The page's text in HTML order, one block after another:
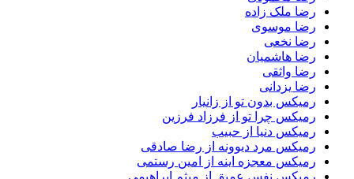
رضا ملک زاده
رضا موسوی
رضا نخعی
رضا هاشمیان
رضا واثقی
رضا یزدانی
رمیکس بدون تو از زانیار
رمیکس چرا تو از فرزاد فرزین
رمیکس دنیا از حبیب
رمیکس مرد دیوونه از رضا صادقی
رمیکس معجزه اینه از امین رستمی
رمیکس نفس عمیق از میثم ابراهیمی